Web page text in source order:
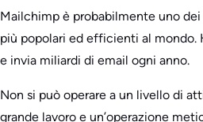
Mailchimp è probabilmente uno
più popolari ed efficienti al
e invia miliardi di email ogni anno.
Non si può operare a un livello di
grande lavoro e un’operazione